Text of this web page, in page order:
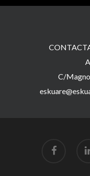
C/